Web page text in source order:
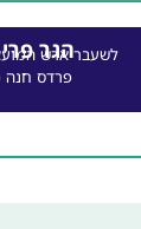
הגר פרילשעבר ארש
פרדס חנה